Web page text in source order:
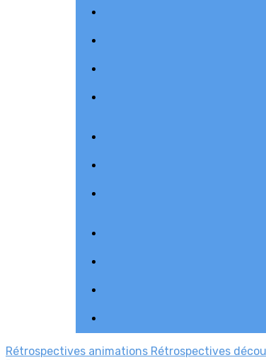
Rétrospectives animations Rétrospectives